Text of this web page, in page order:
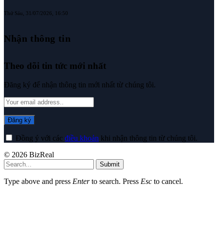
Thứ Sáu, 31/07/2026, 16:50
Nhận thông tin
Theo dõi tin tức mới nhất
Đăng ký để nhận thông tin mới nhất từ chúng tôi.
Đồng ý với các điều khoản khi nhận thông tin từ chúng tôi.
© 2026 BizReal
Submit
Type above and press Enterto search. Press Esc to cancel.